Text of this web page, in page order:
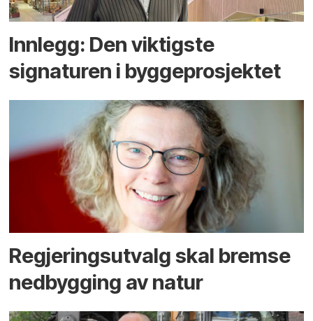
Innlegg: Den viktigste
signaturen i bygge­­prosjektet
Regjerings­utvalg skal bremse
ned­bygging av natur